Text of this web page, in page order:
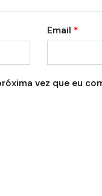
Email *
vez que eu